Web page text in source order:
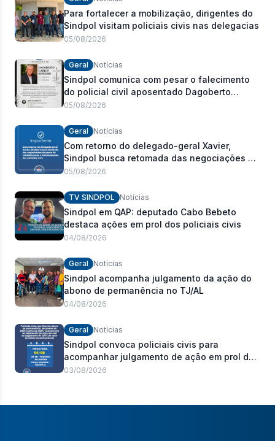
Para fortalecer a mobilização, dirigentes do
Sindpol visitam policiais civis nas delegacias
05/08/2026
Geral Notícias
Sindpol comunica com pesar o falecimento
do policial civil aposentado Dagoberto
Carlos Romeiro
05/08/2026
Geral Notícias
Com retorno do delegado-geral Xavier,
Sindpol busca retomada das negociações da
pauta de reivindicações e fortalecimento dos
05/08/2026
TV SINDPOL Notícias
Sindpol em QAP: deputado Cabo Bebeto
destaca ações em prol dos policiais civis
04/08/2026
Geral Notícias
Sindpol acompanha julgamento da ação do
abono de permanência no TJ/AL
04/08/2026
Geral Notícias
Sindpol convoca policiais civis para
acompanhar julgamento de ação em prol do
pagamento de 100% do abono de
03/08/2026